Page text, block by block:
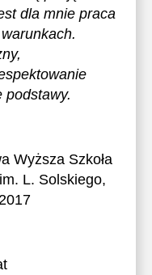
dla mnie praca
podstawy.
Wyższa Szkoła
L. Solskiego,